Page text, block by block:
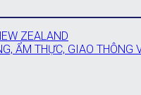
ZEALAND
ẨM THỰC, GIAO THÔNG